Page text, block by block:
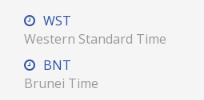
WST
Western Standard Time
BNT
Brunei Time